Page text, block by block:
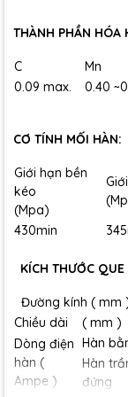
THÀNH PHẦN HÓA
C Mn
0.09 max.
0.40
CƠ TÍNH MỐI HÀN:
Giới hạn bền
kéo
(Mpa)
430min
KÍCH THƯỚC
Đường kính ( mm
Chiều dài ( mm )
Dòng điện
hàn (
Ampe )
Hàn
Hàn
đứng